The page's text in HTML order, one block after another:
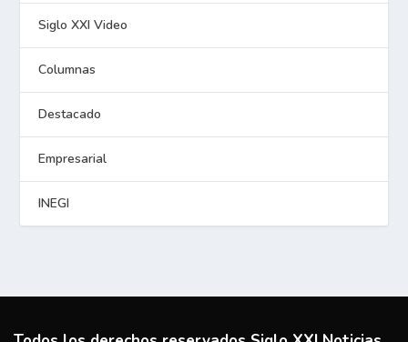
Siglo XXI Video
Columnas
Destacado
Empresarial
INEGI